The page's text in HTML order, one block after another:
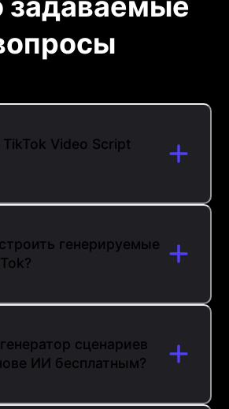
Video Script
генерируемые
сценариев
ИИ бесплатным?